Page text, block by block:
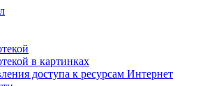
в картинках
доступа к ресурсам Интернет